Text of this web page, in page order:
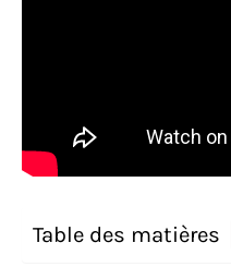
Table des matières